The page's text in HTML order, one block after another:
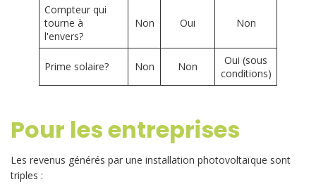
Compteur qui
tourne à
l'envers?
Non Oui Non
Prime solaire? Non Non
Oui (sous
conditions)
Pour les entreprises
Les revenus générés par une installation photovoltaïque sont
triples :